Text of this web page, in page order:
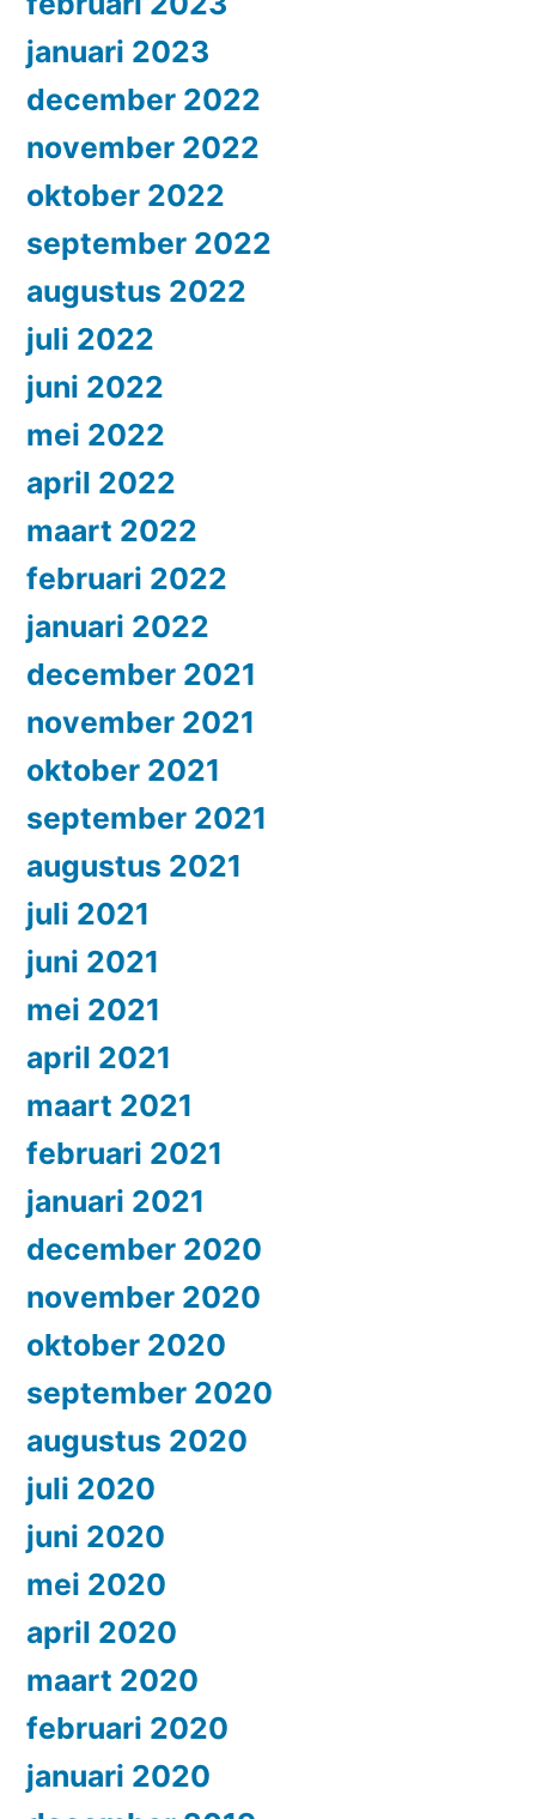
januari 2023
december 2022
november 2022
oktober 2022
september 2022
augustus 2022
juli 2022
juni 2022
mei 2022
april 2022
maart 2022
februari 2022
januari 2022
december 2021
november 2021
oktober 2021
september 2021
augustus 2021
juli 2021
juni 2021
mei 2021
april 2021
maart 2021
februari 2021
januari 2021
december 2020
november 2020
oktober 2020
september 2020
augustus 2020
juli 2020
juni 2020
mei 2020
april 2020
maart 2020
februari 2020
januari 2020